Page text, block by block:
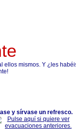
ellos mismos. Y ¿les
y sírvase un refresco.